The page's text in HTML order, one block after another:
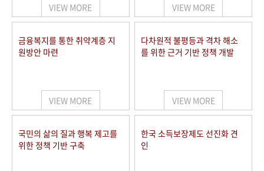
VIEW MORE VIEW MORE
금융복지를 통한 취약계층 지
원방안 마련
VIEW MORE
다차원적 불평등과 격차 해소
를 위한 근거 기반 정책 개발
VIEW MORE
국민의 삶의 질과 행복 제고를
위한 정책 기반 구축
한국 소득보장제도 선진화 견
인